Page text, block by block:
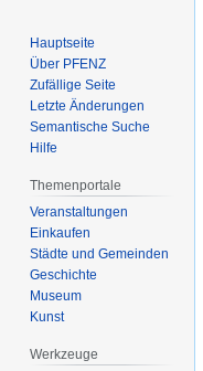
Hauptseite
Über PFENZ
Zufällige Seite
Letzte Änderungen
Semantische Suche
Hilfe
Themenportale
Veranstaltungen
Einkaufen
Städte und Gemeinden
Geschichte
Museum
Kunst
Werkzeuge